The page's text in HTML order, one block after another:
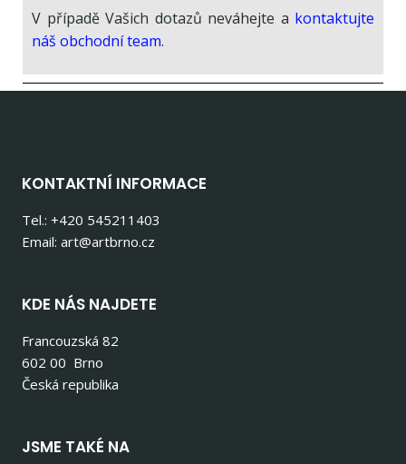
V případě Vašich dotazů neváhejte a kontaktujte
náš obchodní team.
KONTAKTNÍ INFORMACE
Tel.: +420 545211403
Email: art@artbrno.cz
KDE NÁS NAJDETE
Francouzská 82
602 00 Brno
Česká republika
JSME TAKÉ NA